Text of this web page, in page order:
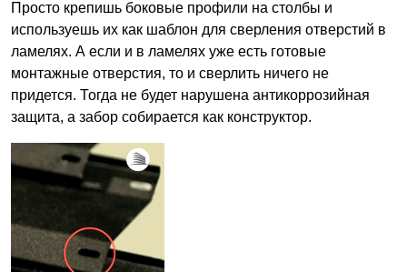
Просто крепишь боковые профили на столбы и
используешь их как шаблон для сверления отверстий в
ламелях. А если и в ламелях уже есть готовые
монтажные отверстия, то и сверлить ничего не
придется. Тогда не будет нарушена антикоррозийная
защита, а забор собирается как конструктор.